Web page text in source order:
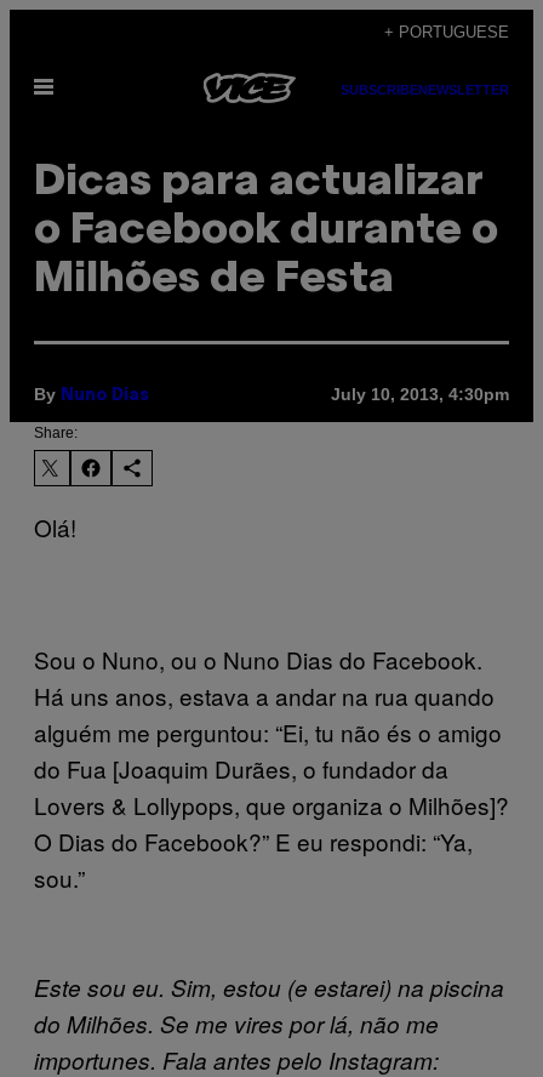
content
+ PORTUGUESE
Open
SUBSCRIBENEWSLETTER
Dicas para actualizar
o Facebook durante o
Milhões de Festa
By Nuno Dias July 10, 2013, 4:30pm
Share:
Olá!
Sou o Nuno, ou o Nuno Dias do Facebook.
Há uns anos, estava a andar na rua quando
alguém me perguntou: “Ei, tu não és o amigo
do Fua [Joaquim Durães, o fundador da
Lovers & Lollypops, que organiza o Milhões]?
O Dias do Facebook?” E eu respondi: “Ya,
sou.”
Este sou eu. Sim, estou (e estarei) na piscina
do Milhões. Se me vires por lá, não me
importunes. Fala antes pelo Instagram: